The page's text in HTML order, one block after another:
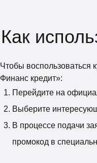
Как
Чтобы воспользоваться
Финанс кредит»:
Перейдите на
Выберите
В процессе подачи
промокод в